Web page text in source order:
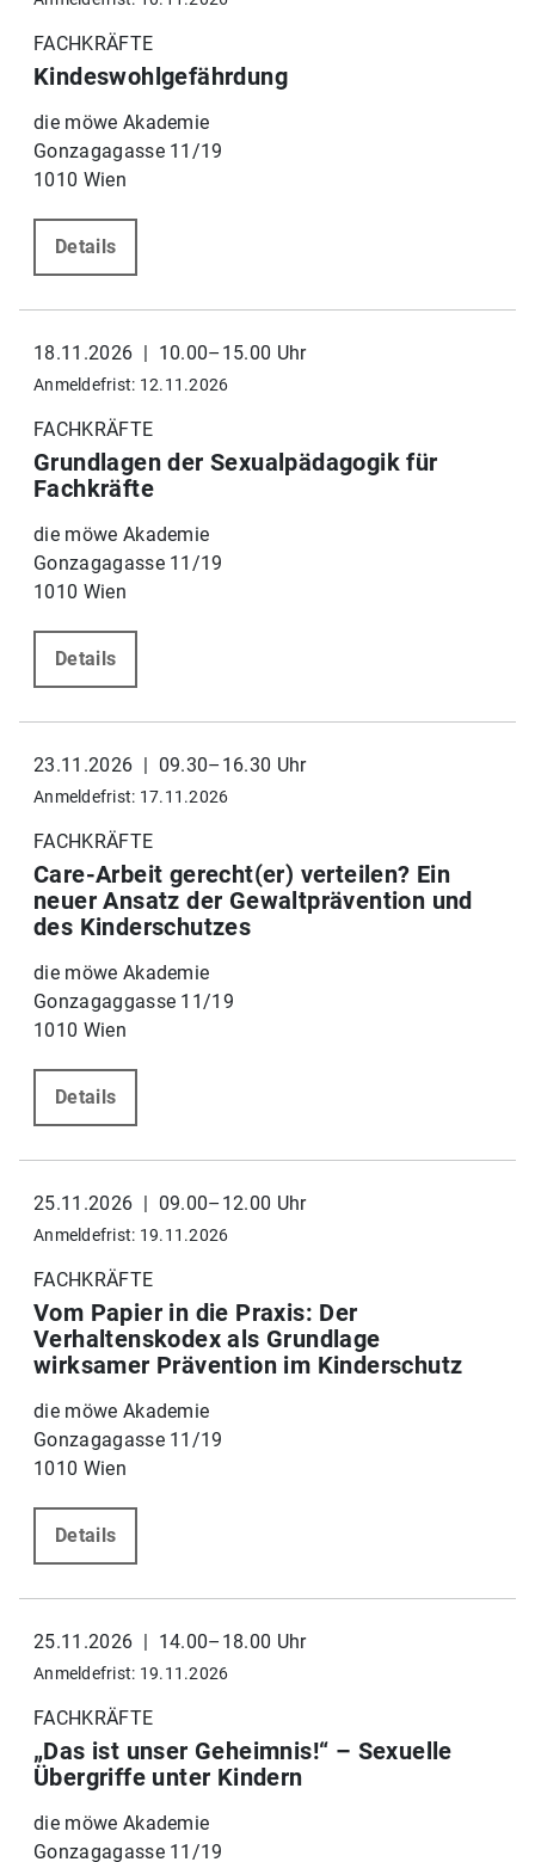
FACHKRÄFTE
Kindeswohlgefährdung
die möwe Akademie
Gonzagagasse 11/19
1010 Wien
Details
18.11.2026 | 10.00–15.00 Uhr
Anmeldefrist: 12.11.2026
FACHKRÄFTE
Grundlagen der Sexualpädagogik für
Fachkräfte
die möwe Akademie
Gonzagagasse 11/19
1010 Wien
Details
23.11.2026 | 09.30–16.30 Uhr
Anmeldefrist: 17.11.2026
FACHKRÄFTE
Care-Arbeit gerecht(er) verteilen? Ein
neuer Ansatz der Gewaltprävention und
des Kinderschutzes
die möwe Akademie
Gonzagaggasse 11/19
1010 Wien
Details
25.11.2026 | 09.00–12.00 Uhr
Anmeldefrist: 19.11.2026
FACHKRÄFTE
Vom Papier in die Praxis: Der
Verhaltenskodex als Grundlage
wirksamer Prävention im Kinderschutz
die möwe Akademie
Gonzagagasse 11/19
1010 Wien
Details
25.11.2026 | 14.00–18.00 Uhr
Anmeldefrist: 19.11.2026
FACHKRÄFTE
„Das ist unser Geheimnis!“ – Sexuelle
Übergriffe unter Kindern
die möwe Akademie
Gonzagagasse 11/19